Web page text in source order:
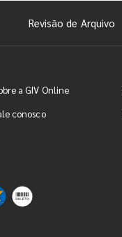
Revisão de Arquivo
a GIV Online
conosco